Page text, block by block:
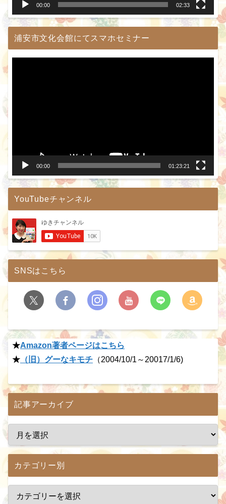
00:00 02:33
浦安市文化会館にてスマホセミナー
00:00 01:23:21
YouTubeチャンネル
SNSはこちら
★Amazon著者ページはこちら
★ （旧）グーなキモチ （2004/10/1～20017/1/6)
記事アーカイブ
カテゴリー別